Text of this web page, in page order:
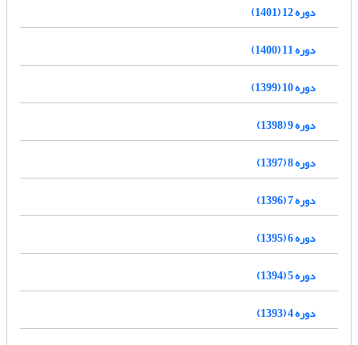
دوره 12 (1401)
دوره 11 (1400)
دوره 10 (1399)
دوره 9 (1398)
دوره 8 (1397)
دوره 7 (1396)
دوره 6 (1395)
دوره 5 (1394)
دوره 4 (1393)